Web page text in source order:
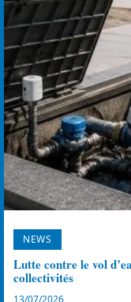
NEWS
Lutte contre le vol
collectivités
13/07/2026